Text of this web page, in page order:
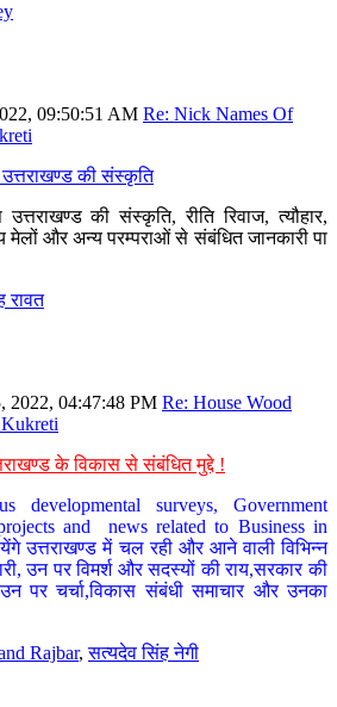
09:50:51 AM Re: Nick Names Of
की संस्कृति
की संस्कृति, रीति रिवाज, त्यौहार,
मेलों और अन्य परम्पराओं से संबंधित जानकारी पा
रावत
2022, 04:47:48 PM Re: House Wood
के विकास से संबंधित मुद्दे !
developmental surveys, Government
and news related to Business in
उत्तराखण्ड में चल रही और आने वाली विभिन्न
उन पर विमर्श और सदस्यों की राय,सरकार की
पर चर्चा,विकास संबंधी समाचार और उनका
Rajbar,सत्यदेव सिंह नेगी